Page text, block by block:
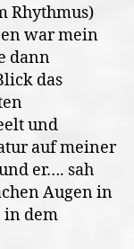
Rhythmus)
war mein
dann
das
und
auf meiner
er…. sah
Augen in
in dem